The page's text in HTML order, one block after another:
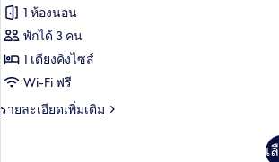
ของ
ห้อง
คลับ,
เตียง
คิง
1 ห้องนอน
พักได้ 3 คน
1 เตียงคิงไซส์
Wi-Fi ฟรี
รายละเอียดเพิ่มเติม
ราย
เ